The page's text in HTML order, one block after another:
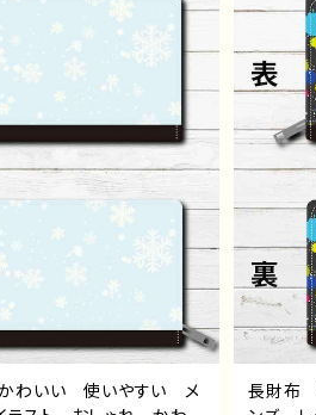
ーター 絵師 オリジナ
ロングウォレット タイ
ーター
ズ ロン
みふる
わいい 使いやすい メ
長財布